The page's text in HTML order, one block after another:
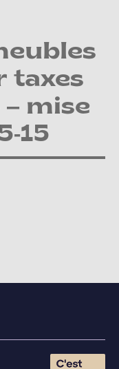
taxes
mise
15